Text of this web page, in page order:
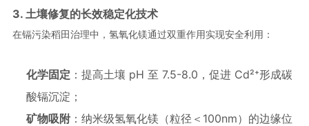
3. 土壤修复的长效稳定化技术
在镉污染稻田治理中，氢氧化镁通过双重作用实现安全利用：
化学固定 ：提高土壤 pH 至 7.5-8.0，促进 Cd²⁺形成碳
酸镉沉淀；
矿物吸附：纳米级氢氧化镁（粒径＜100nm）的边缘位